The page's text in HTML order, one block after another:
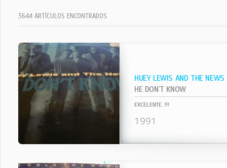
3644 ARTÍCULOS ENCONTRADOS
HUEY LEWIS AND THE NEWS
HE DON`T KNOW
EXCELENTE..!!!
1991